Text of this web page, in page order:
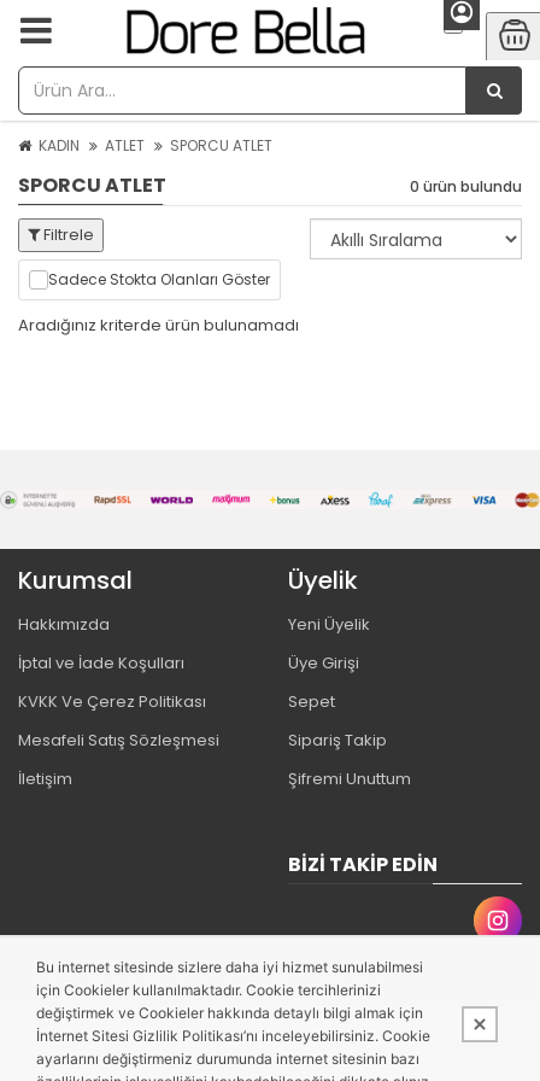
KADIN ATLET SPORCU ATLET
SPORCU ATLET 0 ürün bulundu
Filtrele
Sadece Stokta Olanları Göster
Aradığınız kriterde ürün bulunamadı
Kurumsal
Hakkımızda
İptal ve İade Koşulları
KVKK Ve Çerez Politikası
Mesafeli Satış Sözleşmesi
İletişim
Üyelik
Yeni Üyelik
Üye Girişi
Sepet
Sipariş Takip
Şifremi Unuttum
BIZI TAKIP EDIN
Bu internet sitesinde sizlere daha iyi hizmet sunulabilmesi
için Cookieler kullanılmaktadır. Cookie tercihlerinizi
değiştirmek ve Cookieler hakkında detaylı bilgi almak için
İnternet Sitesi Gizlilik Politikası’nı inceleyebilirsiniz. Cookie
ayarlarını değiştirmeniz durumunda internet sitesinin bazı